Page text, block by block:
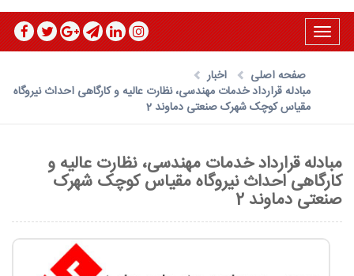
Toggle
navigation
صفحه اصلی
اخبار
مبادله قرارداد خدمات مهندسی، نظارت عالیه و کارگاهی احداث نیروگاه
مقیاس کوچک شهرک صنعتی دماوند 2
مبادله قرارداد خدمات مهندسی، نظارت عالیه و
کارگاهی احداث نیروگاه مقیاس کوچک شهرک
صنعتی دماوند 2